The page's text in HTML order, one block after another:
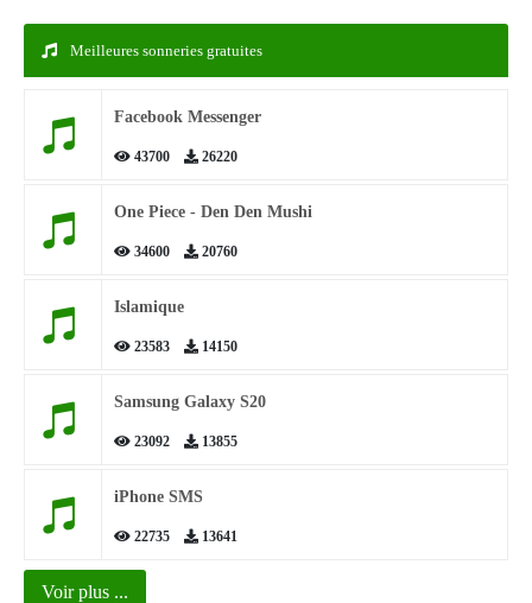
Meilleures sonneries gratuites
Facebook Messenger
43700 26220
One Piece - Den Den Mushi
34600 20760
Islamique
23583 14150
Samsung Galaxy S20
23092 13855
iPhone SMS
22735 13641
Voir plus ...